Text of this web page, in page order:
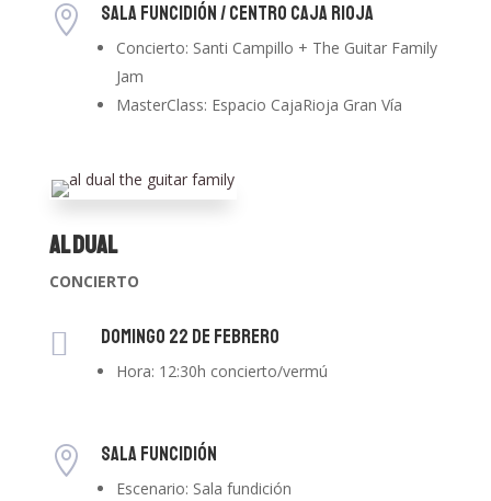
 SALA FUNCIDIÓN / CENTRO CAJA RIOJA
Concierto: Santi Campillo + The Guitar Family
Jam
MasterClass: Espacio CajaRioja Gran Vía
Al Dual
CONCIERTO
 Domingo 22 de Febrero
Hora: 12:30h concierto/vermú
 SALA FUNCIDIÓN
Escenario: Sala fundición